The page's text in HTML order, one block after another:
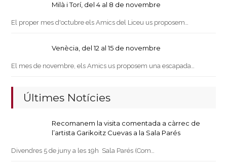
Milà i Torí, del 4 al 8 de novembre
El proper mes d'octubre els Amics del Liceu us proposem…
Venècia, del 12 al 15 de novembre
El mes de novembre, els Amics us proposem una escapada…
Últimes Notícies
Recomanem la visita comentada a càrrec de
l’artista Garikoitz Cuevas a la Sala Parés
Divendres 5 de juny a les 19h Sala Parés (Com…